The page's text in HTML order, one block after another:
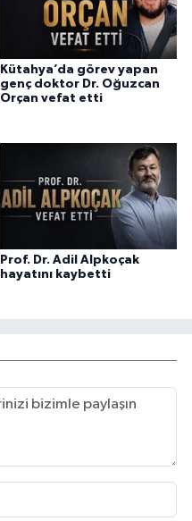
Kütahya’da görev yapan
genç doktor Dr. Oğuzcan
Orçan vefat etti
Prof. Dr. Adil Alpkoçak
hayatını kaybetti